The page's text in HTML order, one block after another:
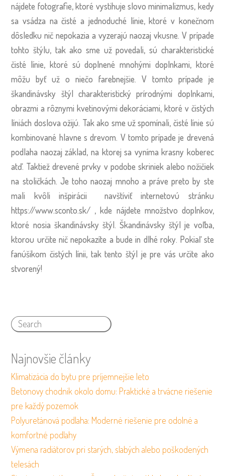
nájdete fotografie, ktoré vystihuje slovo minimalizmus, kedy
sa vsádza na čisté a jednoduché línie, ktoré v konečnom
dôsledku nič nepokazia a vyzerajú naozaj vkusne. V prípade
tohto štýlu, tak ako sme už povedali, sú charakteristické
čisté línie, ktoré sú doplnené mnohými doplnkami, ktoré
môžu byť už o niečo farebnejšie. V tomto prípade je
škandinávsky štýl charakteristický prírodnými doplnkami,
obrazmi a rôznymi kvetinovými dekoráciami, ktoré v čistých
líniách doslova ožijú. Tak ako sme už spomínali, čisté línie sú
kombinované hlavne s drevom. V tomto prípade je drevená
podlaha naozaj základ, na ktorej sa vyníma krasny koberec
atď. Taktiež drevené prvky v podobe skriniek alebo nožičiek
na stoličkách. Je toho naozaj mnoho a práve preto by ste
mali kvôli inšpirácii navštíviť internetovú stránku
https://www.sconto.sk/ , kde nájdete množstvo doplnkov,
ktoré nosia škandinávsky štýl. Škandinávsky štýl je voľba,
ktorou určite nič nepokazíte a bude in dlhé roky. Pokiaľ ste
fanúšikom čistých línii, tak tento štýl je pre vás určite ako
stvorený!
Najnovšie články
Klimatizácia do bytu pre príjemnejšie leto
Betonovy chodnik okolo domu: Praktické a trvácne riešenie
pre každý pozemok
Polyuretánová podlaha: Moderné riešenie pre odolné a
komfortné podlahy
Výmena radiátorov pri starých, slabých alebo poškodených
telesách